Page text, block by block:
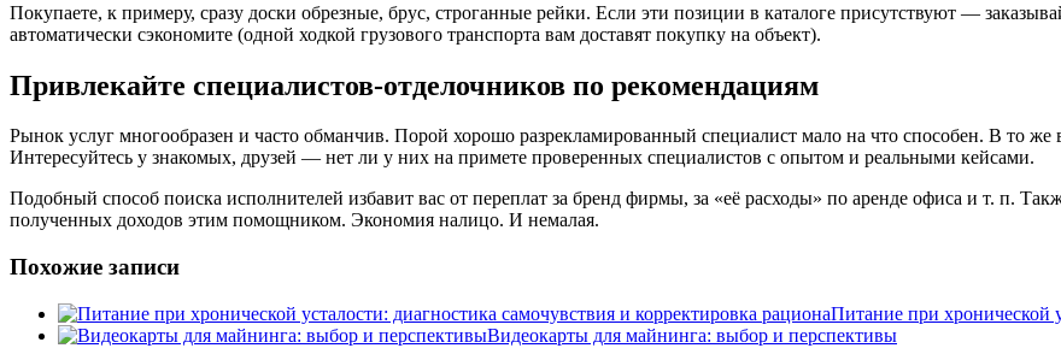
Покупаете, к примеру, сразу доски обрезные, брус, строганные рейки. Если эти позиции в каталоге присутствуют —
автоматически сэкономите (одной ходкой грузового транспорта вам доставят покупку на объект).
Привлекайте специалистов-отделочников по рекомендациям
Рынок услуг многообразен и часто обманчив. Порой хорошо разрекламированный специалист мало на что способен. В то же
Интересуйтесь у знакомых, друзей — нет ли у них на примете проверенных специалистов с опытом и реальными кейсами.
Подобный способ поиска исполнителей избавит вас от переплат за бренд фирмы, за «её расходы» по аренде офиса и т. п.
полученных доходов этим помощником. Экономия налицо. И немалая.
Похожие записи
Питание при хронической
Видеокарты для майнинга: выбор и перспективы